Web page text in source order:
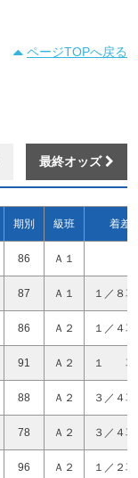
ページTOPへ戻る
最終オッズ
期別 級班 着差
86 Ａ１
87 Ａ１ １／８
86 Ａ２ １／４
91 Ａ２ １ 車
88 Ａ２ ３／４
78 Ａ２ ３／４
96 Ａ２ １／２